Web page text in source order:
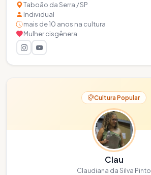
Taboão da Serra / SP
Individual
mais de 10 anos na cultura
Mulher cisgênera
Cultura Popular
Clau
Claudiana da Silva Pinto